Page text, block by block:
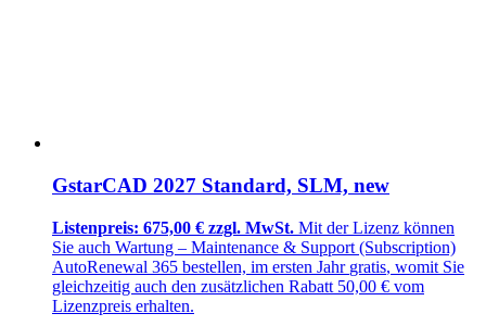
GstarCAD 2027 Standard, SLM, new
Listenpreis: 675,00 € zzgl. MwSt. Mit der Lizenz können
Sie auch Wartung – Maintenance & Support (Subscription)
AutoRenewal 365 bestellen, im ersten Jahr gratis, womit Sie
gleichzeitig auch den zusätzlichen Rabatt 50,00 € vom
Lizenzpreis erhalten.